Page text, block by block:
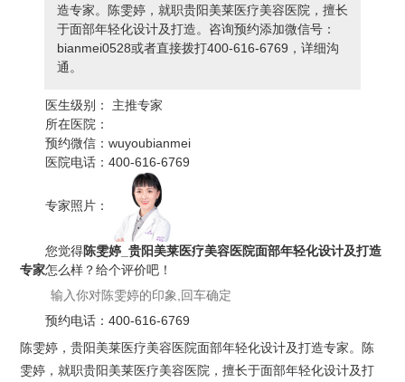
造专家。陈雯婷，就职贵阳美莱医疗美容医院，擅长
于面部年轻化设计及打造。咨询预约添加微信号：
bianmei0528或者直接拨打400-616-6769，详细沟
通。
医生级别：
主推专家
所在医院：
预约微信：wuyoubianmei
医院电话：400-616-6769
专家照片：
您觉得陈雯婷_贵阳美莱医疗美容医院面部年轻化设计及打造
专家怎么样？给个评价吧！
预约电话：400-616-6769
陈雯婷，贵阳美莱医疗美容医院面部年轻化设计及打造专家。陈
雯婷，就职贵阳美莱医疗美容医院，擅长于面部年轻化设计及打